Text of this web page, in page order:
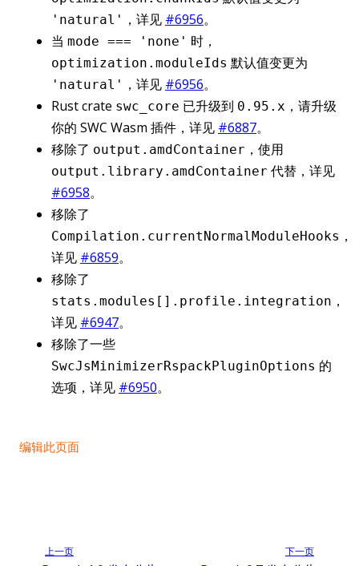
'natural' ，详见 #6956。
当 mode === 'none' 时，
optimization.moduleIds 默认值变更为
'natural' ，详见 #6956。
Rust crate swc_core 已升级到 0.95.x ，请升级
你的 SWC Wasm 插件，详见 #6887。
移除了 output.amdContainer ，使用
output.library.amdContainer 代替，详见
#6958。
移除了
Compilation.currentNormalModuleHooks ，
详见 #6859。
移除了
stats.modules[].profile.integration ，
详见 #6947。
移除了一些
SwcJsMinimizerRspackPluginOptions 的
选项，详见 #6950。
编辑此页面
上一页 下一页